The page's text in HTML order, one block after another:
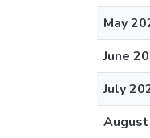
May
June
July